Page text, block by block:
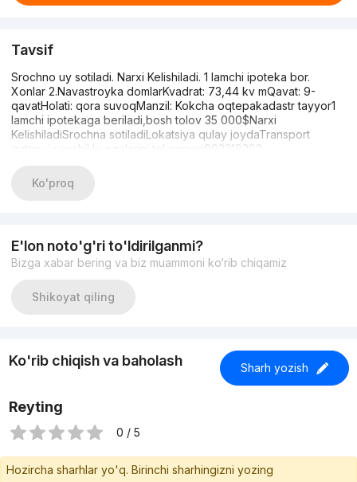
Tavsif
Srochno uy sotiladi. Narxi Kelishiladi. 1 lamchi ipoteka bor.
Xonlar 2.Navastroyka domlarKvadrat: 73,44 kv mQavat: 9-
qavatHolati: qora suvoqManzil: Kokcha oqtepakadastr tayyor1
lamchi ipotekaga beriladi,bosh tolov 35 000$Narxi
KelishiladiSrochna sotiladiLokatsiya qulay joydaTransport
qatnovi yaxshiUy egalarini tel nomeri993318283
Ko'proq
E'lon noto'g'ri to'ldirilganmi?
Bizga xabar bering va biz muammoni ko‘rib chiqamiz
Shikoyat qiling
Ko'rib chiqish va baholash Sharh yozish
Reyting
0 / 5
Hozircha sharhlar yo'q. Birinchi sharhingizni yozing